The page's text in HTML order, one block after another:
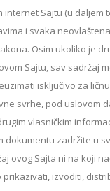
Sajtu (u daljem
i svaka
Osim ukoliko je
Sajtu, sav sadržaj
isključivo za
svrhe, pod uslovom
vlasničkim
dokumentu zadržite u
ovog Sajta ni na koji
izvoditi,